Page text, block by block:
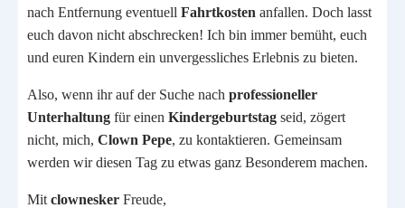
nach Entfernung eventuell Fahrtkosten anfallen. Doch lasst
euch davon nicht abschrecken! Ich bin immer bemüht, euch
und euren Kindern ein unvergessliches Erlebnis zu bieten.
Also, wenn ihr auf der Suche nach professioneller
Unterhaltung für einen Kindergeburtstag seid, zögert
nicht, mich, Clown Pepe, zu kontaktieren. Gemeinsam
werden wir diesen Tag zu etwas ganz Besonderem machen.
Mit clownesker Freude,